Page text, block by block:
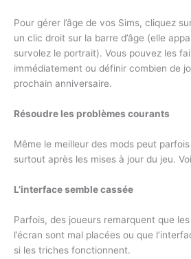
Pour gérer l’âge de vos Sims, cliquez
un clic droit sur la barre d’âge (elle
survolez le portrait). Vous pouvez les
immédiatement ou définir combien de
prochain anniversaire.
Résoudre les problèmes courants
Même le meilleur des mods peut
surtout après les mises à jour du jeu.
L’interface semble cassée
Parfois, des joueurs remarquent que
l’écran sont mal placées ou que
si les triches fonctionnent.